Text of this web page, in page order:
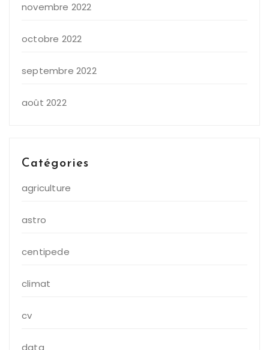
novembre 2022
octobre 2022
septembre 2022
août 2022
Catégories
agriculture
astro
centipede
climat
cv